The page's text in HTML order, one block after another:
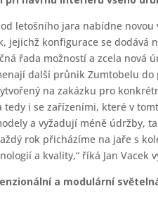
letošního jara nabídne
jejichž konfigurace se dodává
řada možností a zcela nová
další průnik Zumtobelu
na zakázku pro
tedy i se zařízeními, které v
a vyžadují méně údržby,
rok přicházíme na jaře s
a kvality,“ říká Jan Vacek
a modulární